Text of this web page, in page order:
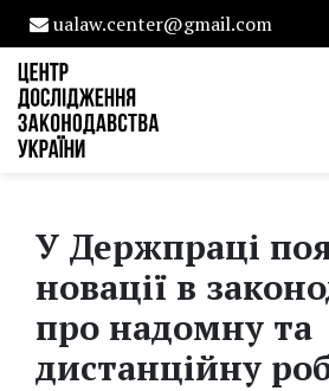
ualaw.center@gmail.com
У Держпраці
новації в
про надомну та
дистанційну